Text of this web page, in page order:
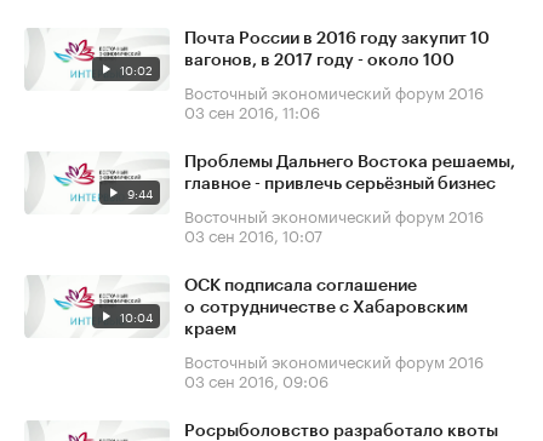
10:02
Почта России в 2016 году закупит 10
вагонов, в 2017 году - около 100
Восточный экономический форум 2016
03 сен 2016, 11:06
9:44
Проблемы Дальнего Востока решаемы,
главное - привлечь серьёзный бизнес
Восточный экономический форум 2016
03 сен 2016, 10:07
10:04
ОСК подписала соглашение
о сотрудничестве с Хабаровским
краем
Восточный экономический форум 2016
03 сен 2016, 09:06
Росрыболовство разработало квоты